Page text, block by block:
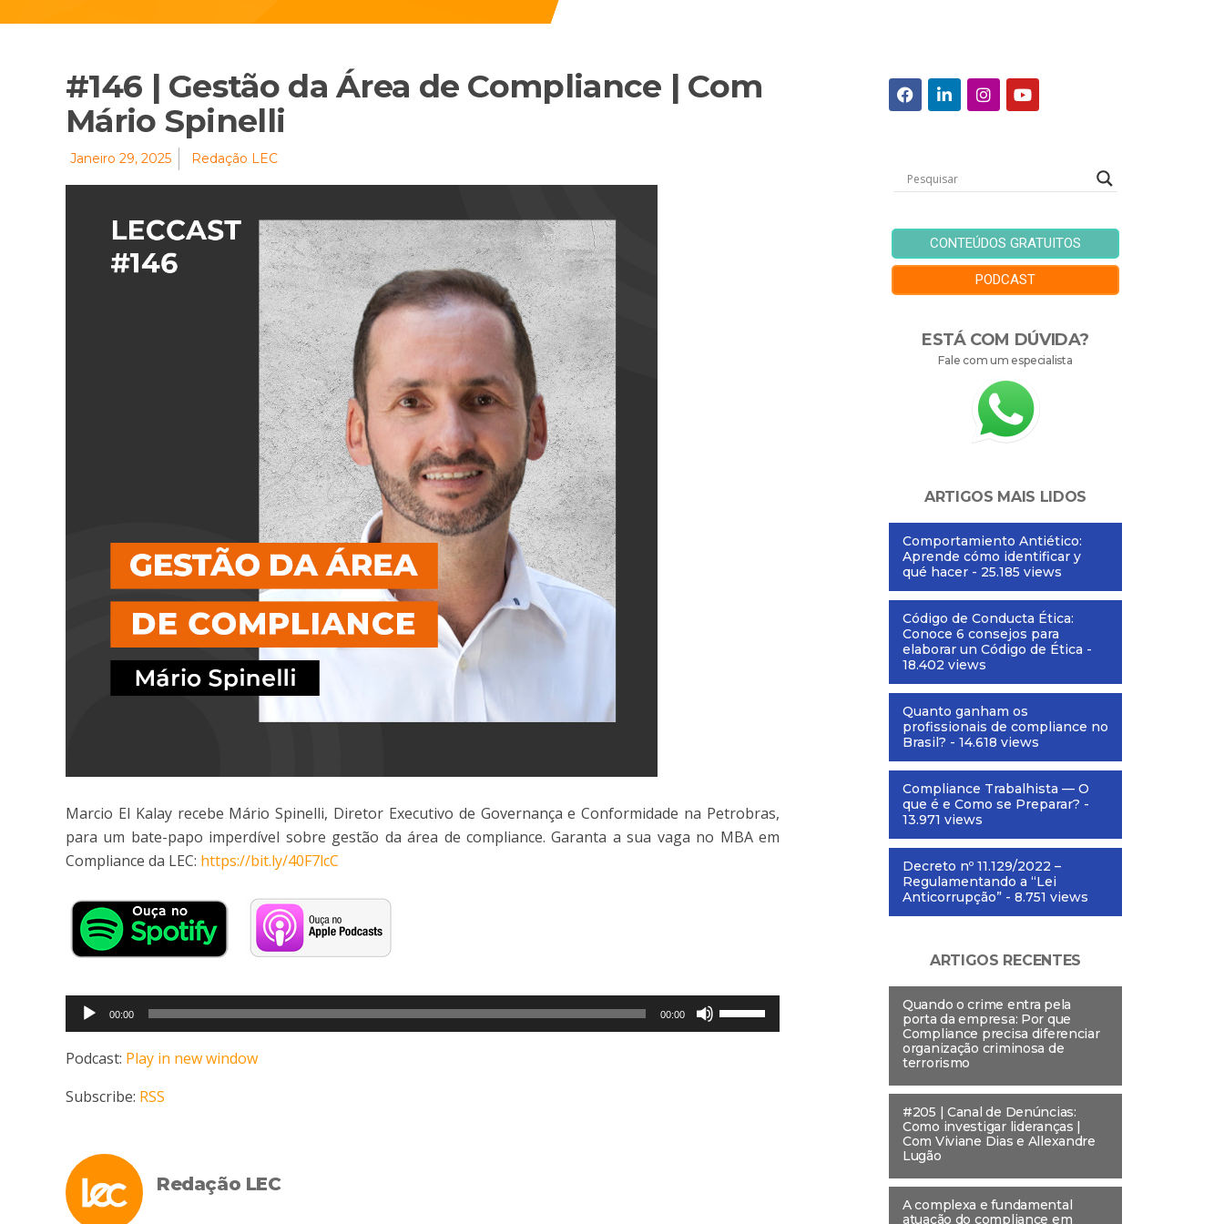
#146 | Gestão da Área de Compliance | Com
Mário Spinelli
Janeiro 29, 2025 Redação LEC
Marcio El Kalay recebe Mário Spinelli, Diretor Executivo de Governança e Conformidade na Petrobras,
para um bate-papo imperdível sobre gestão da área de compliance. Garanta a sua vaga no MBA em
Compliance da LEC: https://bit.ly/40F7lcC
Tocador
de
áudio
00:00 00:00
as
Podcast: Play in new window
Subscribe: RSS
Redação LEC
CONTEÚDOS GRATUITOS
PODCAST
ESTÁ COM DÚVIDA?
Fale com um especialista
ARTIGOS MAIS LIDOS
Comportamiento Antiético:
Aprende cómo identificar y
qué hacer - 25.185 views
Código de Conducta Ética:
Conoce 6 consejos para
elaborar un Código de Ética -
18.402 views
Quanto ganham os
profissionais de compliance no
Brasil? - 14.618 views
Compliance Trabalhista — O
que é e Como se Preparar? -
13.971 views
Decreto nº 11.129/2022 –
Regulamentando a “Lei
Anticorrupção” - 8.751 views
ARTIGOS RECENTES
Quando o crime entra pela
porta da empresa: Por que
Compliance precisa diferenciar
organização criminosa de
terrorismo
#205 | Canal de Denúncias:
Como investigar lideranças |
Com Viviane Dias e Allexandre
Lugão
A complexa e fundamental
atuação do compliance em